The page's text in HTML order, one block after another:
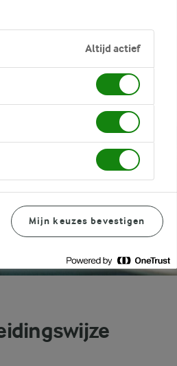
Altijd actief
Mijn keuzes bevestigen